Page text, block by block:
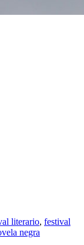
literario, festival
negra